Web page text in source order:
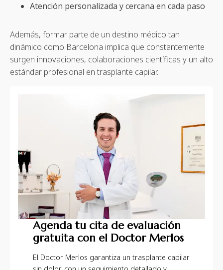
Atención personalizada y cercana en cada paso
Además, formar parte de un destino médico tan
dinámico como Barcelona implica que constantemente
surgen innovaciones, colaboraciones científicas y un alto
estándar profesional en trasplante capilar.
Agenda tu cita de evaluación
gratuita con el Doctor Merlos
El Doctor Merlos garantiza un trasplante capilar